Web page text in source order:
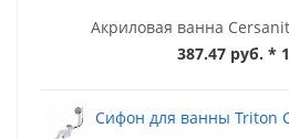
Акриловая ванна
387.47 руб. *
Сифон для ванны Triton